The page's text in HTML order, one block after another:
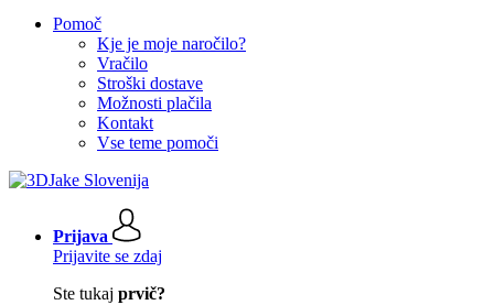
Pomoč
Kje je moje naročilo?
Vračilo
Stroški dostave
Možnosti plačila
Kontakt
Vse teme pomoči
Prijava
Prijavite se zdaj
Ste tukaj prvič?